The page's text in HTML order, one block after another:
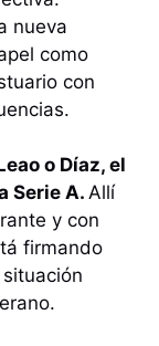
nueva
como
con
o Díaz, el
Serie A. Allí
y con
firmando